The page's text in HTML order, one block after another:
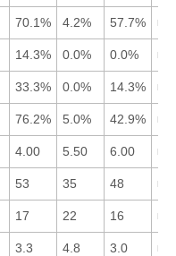
70.1% 4.2% 57.7%
14.3% 0.0% 0.0%
33.3% 0.0% 14.3%
76.2% 5.0% 42.9%
4.00 5.50 6.00
53 35 48
17 22 16
3.3 4.8 3.0